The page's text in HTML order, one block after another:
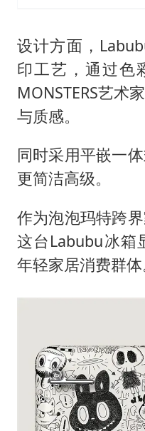
设计方面，
印工艺，通过色
MONSTERS艺术
与质感。
同时采用平嵌一
更简洁高级。
作为泡泡玛特跨
这台Labubu冰箱
年轻家居消费群体